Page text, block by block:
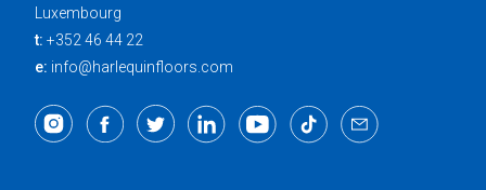
Luxembourg
t: +352 46 44 22
e: info@harlequinfloors.com